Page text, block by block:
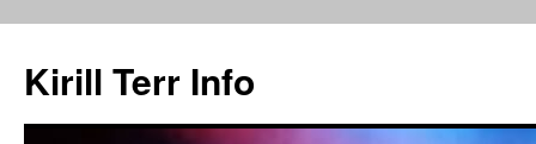
Kirill Terr Info